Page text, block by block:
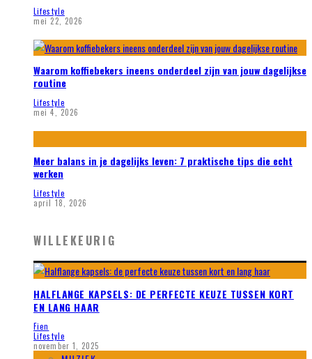
Lifestyle
mei 22, 2026
Waarom koffiebekers ineens onderdeel zijn van jouw dagelijkse
routine
Lifestyle
mei 4, 2026
Meer balans in je dagelijks leven: 7 praktische tips die echt
werken
Lifestyle
april 18, 2026
WILLEKEURIG
HALFLANGE KAPSELS: DE PERFECTE KEUZE TUSSEN KORT
EN LANG HAAR
Fien
Lifestyle
november 1, 2025